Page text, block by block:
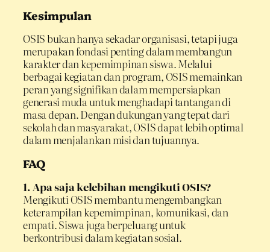
Kesimpulan
OSIS bukan hanya sekadar organisasi, tetapi juga
merupakan fondasi penting dalam membangun
karakter dan kepemimpinan siswa. Melalui
berbagai kegiatan dan program, OSIS memainkan
peran yang signifikan dalam mempersiapkan
generasi muda untuk menghadapi tantangan di
masa depan. Dengan dukungan yang tepat dari
sekolah dan masyarakat, OSIS dapat lebih optimal
dalam menjalankan misi dan tujuannya.
FAQ
1. Apa saja kelebihan mengikuti OSIS?
Mengikuti OSIS membantu mengembangkan
keterampilan kepemimpinan, komunikasi, dan
empati. Siswa juga berpeluang untuk
berkontribusi dalam kegiatan sosial.